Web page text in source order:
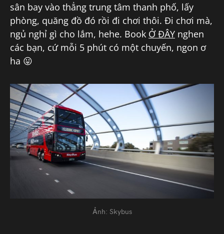
sân bay vào thẳng trung tâm thanh phố, lấy
phòng, quăng đồ đó rồi đi chơi thôi. Đi chơi mà,
ngủ nghỉ gì cho lắm, hehe. Book Ở ĐÂY nghen
các bạn, cứ mỗi 5 phút có một chuyến, ngon ơ
ha 😛
Ảnh: Skybus